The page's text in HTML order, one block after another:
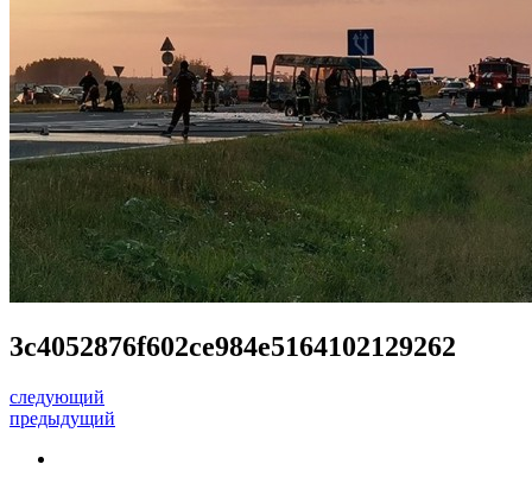
3c4052876f602ce984e5164102129262
следующий
предыдущий